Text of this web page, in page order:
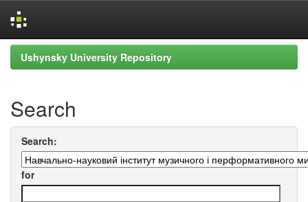
Skip
navigation
Ushynsky University Repository
Search
Search:
for